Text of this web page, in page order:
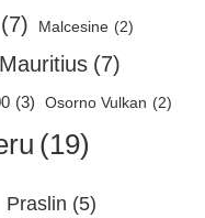
(7) Malcesine (2)
Mauritius (7)
(3) Osorno Vulkan (2)
(19)
Praslin (5)